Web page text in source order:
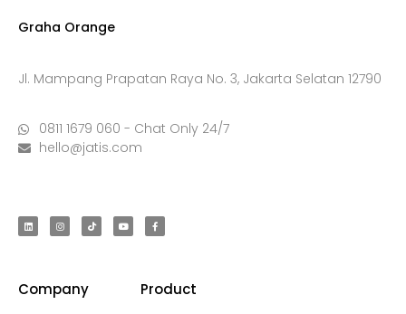
Graha Orange
Jl. Mampang Prapatan Raya No. 3, Jakarta Selatan 12790
0811 1679 060 - Chat Only 24/7
hello@jatis.com
Company Product